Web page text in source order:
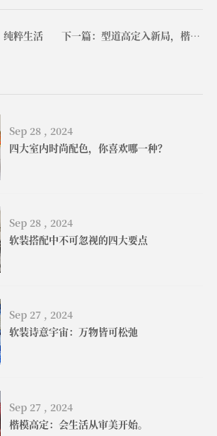
纯粹生活 下一篇：型道高定入新局，楷模英国、澳大利亚墨尔本再添两店
Sep 28 , 2024
四大室内时尚配色，你喜欢哪一种？
Sep 28 , 2024
软装搭配中不可忽视的四大要点
Sep 27 , 2024
软装诗意宇宙：万物皆可松弛
Sep 27 , 2024
楷模高定：会生活从审美开始。